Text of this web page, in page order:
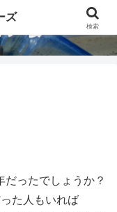
ったでしょうか？
た人もいれば
ズ
検索